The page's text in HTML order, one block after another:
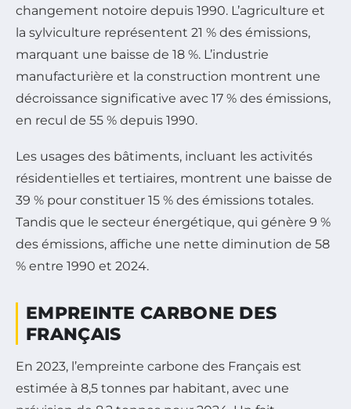
changement notoire depuis 1990. L’agriculture et
la sylviculture représentent 21 % des émissions,
marquant une baisse de 18 %. L’industrie
manufacturière et la construction montrent une
décroissance significative avec 17 % des émissions,
en recul de 55 % depuis 1990.
Les usages des bâtiments, incluant les activités
résidentielles et tertiaires, montrent une baisse de
39 % pour constituer 15 % des émissions totales.
Tandis que le secteur énergétique, qui génère 9 %
des émissions, affiche une nette diminution de 58
% entre 1990 et 2024.
EMPREINTE CARBONE DES
FRANÇAIS
En 2023, l’empreinte carbone des Français est
estimée à 8,5 tonnes par habitant, avec une